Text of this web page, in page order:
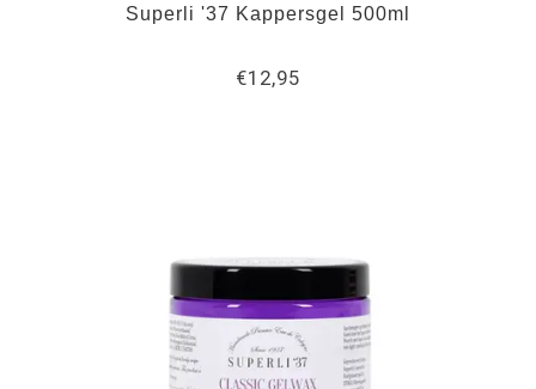
Superli '37 Kappersgel 500ml
€12,95